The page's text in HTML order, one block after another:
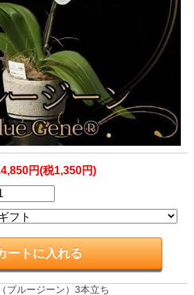
円(税1,350円)
ブルージーン）3本立ち